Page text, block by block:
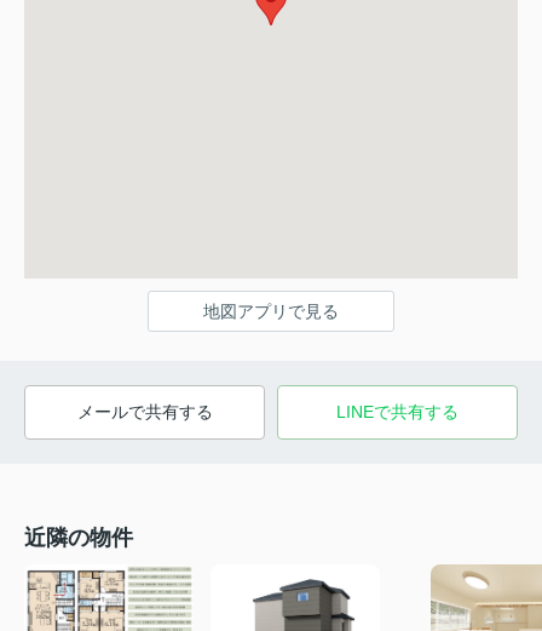
地図アプリで見る
メールで共有する LINEで共有する
近隣の物件